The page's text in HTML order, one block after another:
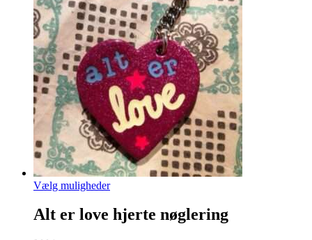
varesiden
Vælg mulighederDette
har
flere
Alt er love hjerte nøglering